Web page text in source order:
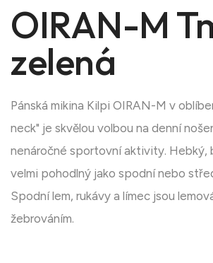
OIRAN-M
zelená
Pánská mikina Kilpi OIRAN-M v
neck" je skvělou volbou na denní
nenáročné sportovní aktivity. Hebký,
velmi pohodlný jako spodní nebo
Spodní lem, rukávy a límec jsou
žebrováním.